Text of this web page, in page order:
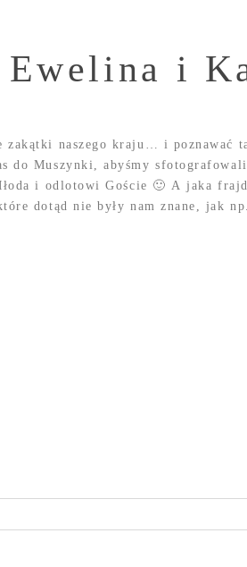
i
naszego kraju… i poznawać
do Muszynki, abyśmy
i odlotowi Goście 🙂 A jaka
dotąd nie były nam znane, jak